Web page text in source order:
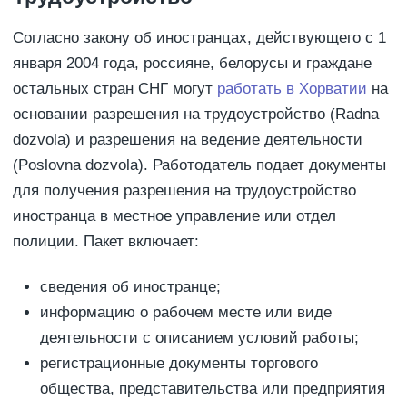
Согласно закону об иностранцах, действующего с 1
января 2004 года, россияне, белорусы и граждане
остальных стран СНГ могут работать в Хорватии на
основании разрешения на трудоустройство (Radna
dozvola) и разрешения на ведение деятельности
(Poslovna dozvola). Работодатель подает документы
для получения разрешения на трудоустройство
иностранца в местное управление или отдел
полиции. Пакет включает:
сведения об иностранце;
информацию о рабочем месте или виде
деятельности с описанием условий работы;
регистрационные документы торгового
общества, представительства или предприятия